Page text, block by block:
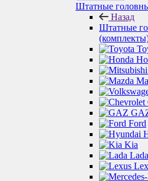
Штатные
Назад
Штатные
Ford
Kia
Lada